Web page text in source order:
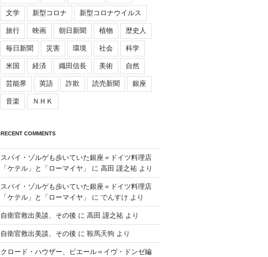
文学 新型コロナ 新型コロナウイルス
旅行 映画 朝日新聞 植物 歴史人
毎日新聞 災害 環境 社会 科学
米国 経済 織田信長 美術 自然
芸能界 英語 詐欺 読売新聞 銀座
音楽 ＮＨＫ
RECENT COMMENTS
スパイ・ゾルゲも歩いていた銀座＝ドイツ料理店
「ケテル」と「ローマイヤ」
に 高田 謹之祐より
スパイ・ゾルゲも歩いていた銀座＝ドイツ料理店
「ケテル」と「ローマイヤ」
に でんすけ より
自衛官救出美談、その後 に 高田 謹之祐より
自衛官救出美談、その後 に 鞍馬天狗 より
クロード・ハウザー、ピエール＝イヴ・ドンゼ編